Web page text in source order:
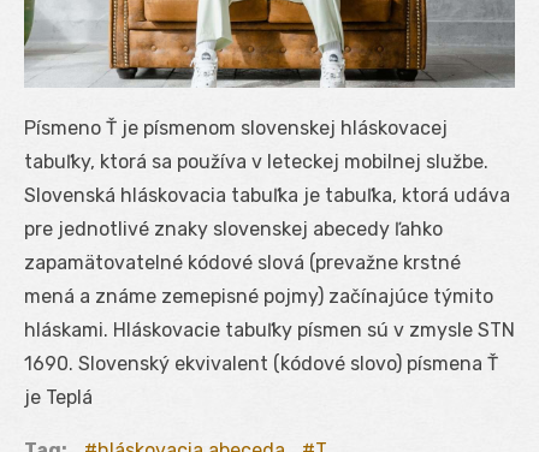
Písmeno Ť je písmenom slovenskej hláskovacej
tabuľky, ktorá sa používa v leteckej mobilnej službe.
Slovenská hláskovacia tabuľka je tabuľka, ktorá udáva
pre jednotlivé znaky slovenskej abecedy ľahko
zapamätovatelné kódové slová (prevažne krstné
mená a známe zemepisné pojmy) začínajúce týmito
hláskami. Hláskovacie tabuľky písmen sú v zmysle STN
1690. Slovenský ekvivalent (kódové slovo) písmena Ť
je Teplá